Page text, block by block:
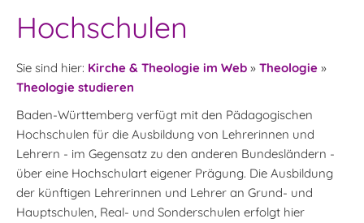
Hochschulen
Sie sind hier: Kirche & Theologie im Web » Theologie »
Theologie studieren
Baden-Württemberg verfügt mit den Pädagogischen
Hochschulen für die Ausbildung von Lehrerinnen und
Lehrern - im Gegensatz zu den anderen Bundesländern -
über eine Hochschulart eigener Prägung. Die Ausbildung
der künftigen Lehrerinnen und Lehrer an Grund- und
Hauptschulen, Real- und Sonderschulen erfolgt hier